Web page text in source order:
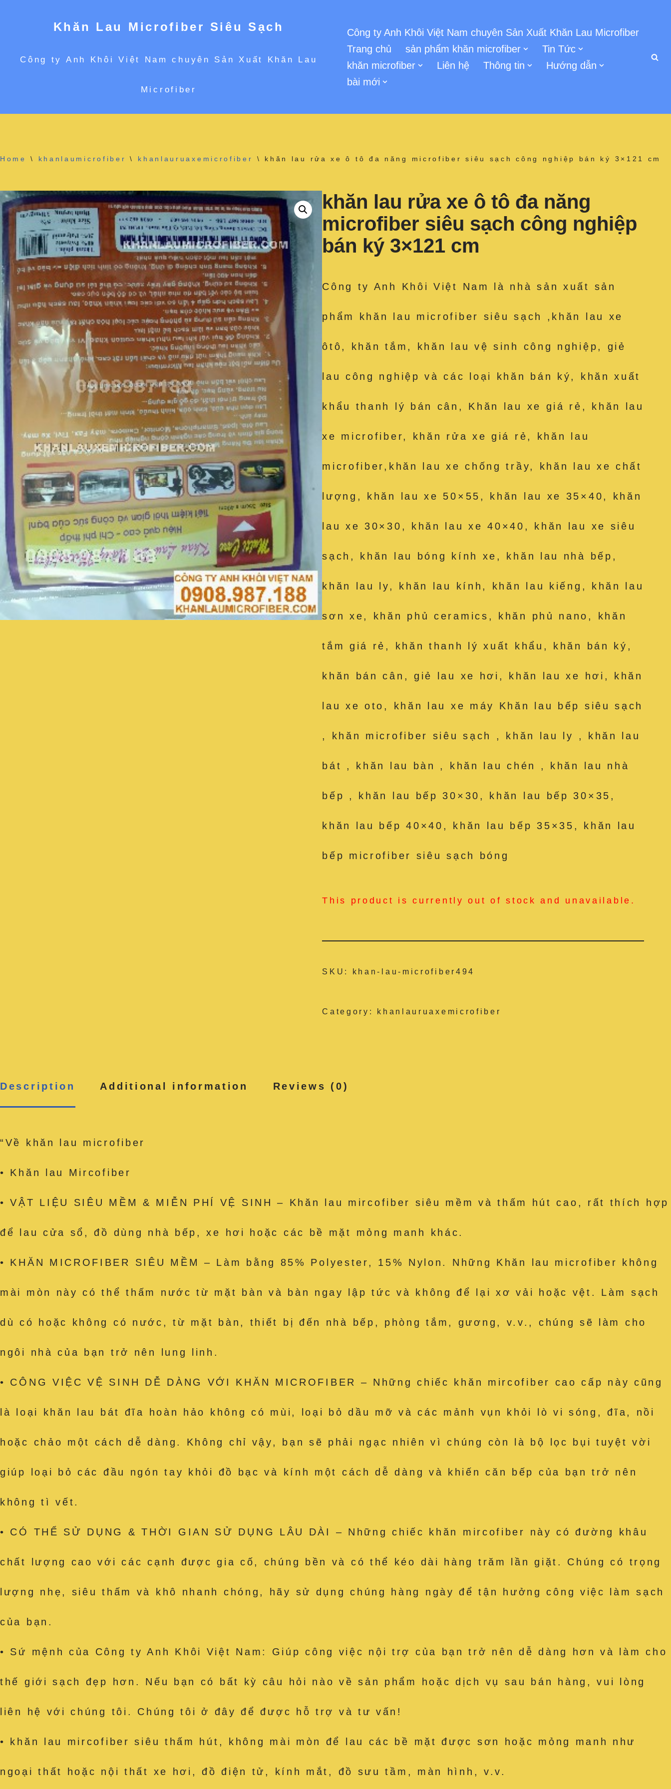
tới
Khăn Lau Microfiber Siêu Sạch
Công ty Anh Khôi Việt Nam chuyên Sản Xuất Khăn Lau
Microfiber
Công ty Anh Khôi Việt Nam chuyên Sản Xuất Khăn Lau Microfiber
Trang chủ
sản phẩm khăn microfiber
Tin Tức
khăn microfiber
Liên hệ Thông tin
Hướng dẫn
bài mới
Home \ khanlaumicrofiber \ khanlauruaxemicrofiber \ khăn lau rửa xe ô tô đa năng microfiber siêu sạch công nghiệp bán ký 3×121 cm
khăn lau rửa xe ô tô đa năng
microfiber siêu sạch công nghiệp
bán ký 3×121 cm
Công ty Anh Khôi Việt Nam là nhà sản xuất sản
phẩm khăn lau microfiber siêu sạch ,khăn lau xe
ôtô, khăn tắm, khăn lau vệ sinh công nghiệp, giẻ
lau công nghiệp và các loại khăn bán ký, khăn xuất
khẩu thanh lý bán cân, Khăn lau xe giá rẻ, khăn lau
xe microfiber, khăn rửa xe giá rẻ, khăn lau
microfiber,khăn lau xe chống trầy, khăn lau xe chất
lượng, khăn lau xe 50×55, khăn lau xe 35×40, khăn
lau xe 30×30, khăn lau xe 40×40, khăn lau xe siêu
sạch, khăn lau bóng kính xe, khăn lau nhà bếp,
khăn lau ly, khăn lau kính, khăn lau kiếng, khăn lau
sơn xe, khăn phủ ceramics, khăn phủ nano, khăn
tắm giá rẻ, khăn thanh lý xuất khẩu, khăn bán ký,
khăn bán cân, giẻ lau xe hơi, khăn lau xe hơi, khăn
lau xe oto, khăn lau xe máy Khăn lau bếp siêu sạch
, khăn microfiber siêu sạch , khăn lau ly , khăn lau
bát , khăn lau bàn , khăn lau chén , khăn lau nhà
bếp , khăn lau bếp 30×30, khăn lau bếp 30×35,
khăn lau bếp 40×40, khăn lau bếp 35×35, khăn lau
bếp microfiber siêu sạch bóng
This product is currently out of stock and unavailable.
SKU: khan-lau-microfiber494
Category: khanlauruaxemicrofiber
Description Additional information Reviews (0)
“Về khăn lau microfiber
• Khăn lau Mircofiber
• VẬT LIỆU SIÊU MỀM & MIỄN PHÍ VỆ SINH – Khăn lau mircofiber siêu mềm và thấm hút cao, rất thích hợp
để lau cửa sổ, đồ dùng nhà bếp, xe hơi hoặc các bề mặt mỏng manh khác.
• KHĂN MICROFIBER SIÊU MỀM – Làm bằng 85% Polyester, 15% Nylon. Những Khăn lau microfiber không
mài mòn này có thể thấm nước từ mặt bàn và bàn ngay lập tức và không để lại xơ vải hoặc vệt. Làm sạch
dù có hoặc không có nước, từ mặt bàn, thiết bị đến nhà bếp, phòng tắm, gương, v.v., chúng sẽ làm cho
ngôi nhà của bạn trở nên lung linh.
• CÔNG VIỆC VỆ SINH DỄ DÀNG VỚI KHĂN MICROFIBER – Những chiếc khăn mircofiber cao cấp này cũng
là loại khăn lau bát đĩa hoàn hảo không có mùi, loại bỏ dầu mỡ và các mảnh vụn khỏi lò vi sóng, đĩa, nồi
hoặc chảo một cách dễ dàng. Không chỉ vậy, bạn sẽ phải ngạc nhiên vì chúng còn là bộ lọc bụi tuyệt vời
giúp loại bỏ các đầu ngón tay khỏi đồ bạc và kính một cách dễ dàng và khiến căn bếp của bạn trở nên
không tì vết.
• CÓ THỂ SỬ DỤNG & THỜI GIAN SỬ DỤNG LÂU DÀI – Những chiếc khăn mircofiber này có đường khâu
chất lượng cao với các cạnh được gia cố, chúng bền và có thể kéo dài hàng trăm lần giặt. Chúng có trọng
lượng nhẹ, siêu thấm và khô nhanh chóng, hãy sử dụng chúng hàng ngày để tận hưởng công việc làm sạch
của bạn.
• Sứ mệnh của Công ty Anh Khôi Việt Nam: Giúp công việc nội trợ của bạn trở nên dễ dàng hơn và làm cho
thế giới sạch đẹp hơn. Nếu bạn có bất kỳ câu hỏi nào về sản phẩm hoặc dịch vụ sau bán hàng, vui lòng
liên hệ với chúng tôi. Chúng tôi ở đây để được hỗ trợ và tư vấn!
• khăn lau mircofiber siêu thấm hút, không mài mòn để lau các bề mặt được sơn hoặc mỏng manh như
ngoại thất hoặc nội thất xe hơi, đồ điện tử, kính mắt, đồ sưu tầm, màn hình, v.v.